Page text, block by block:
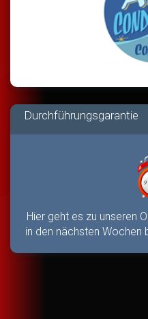
Durchführungsgarantie
Hier geht es zu unseren
in den nächsten